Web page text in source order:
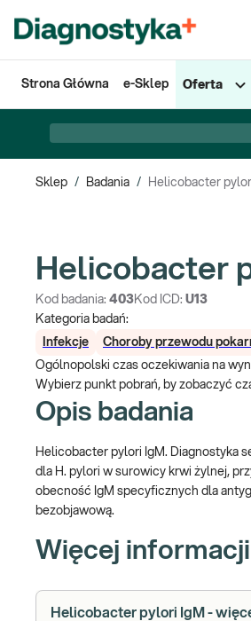
Strona Główna e-Sklep Oferta
Sklep / Badania /
Helicobacter
Helicobacter
Kod badania: 403Kod ICD: U13
Kategoria badań:
Infekcje
Choroby przewodu
Ogólnopolski czas oczekiwania na
Wybierz punkt pobrań, by zobaczyć
Opis badania
Helicobacter pylori IgM. Diagnostyka
dla H. pylori w surowicy krwi żylnej,
obecność IgM specyficznych dla
bezobjawową.
Więcej informacji
Helicobacter pylori IgM -